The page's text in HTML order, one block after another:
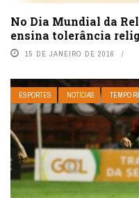
No Dia Mundial da
ensina tolerância
15 DE JANEIRO DE 2016
ESPORTES NOTÍCIAS TEMPO